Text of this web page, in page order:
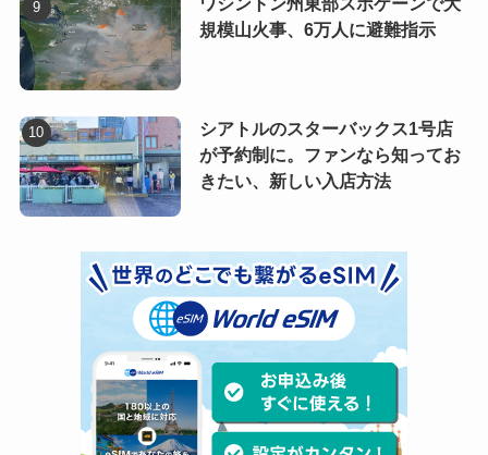
規模山火事、6万人に避難指示
シアトルのスターバックス1号店
が予約制に。ファンなら知ってお
きたい、新しい入店方法